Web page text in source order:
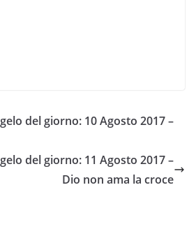
del giorno: 10 Agosto 2017 –
del giorno: 11 Agosto 2017 –
Dio non ama la croce